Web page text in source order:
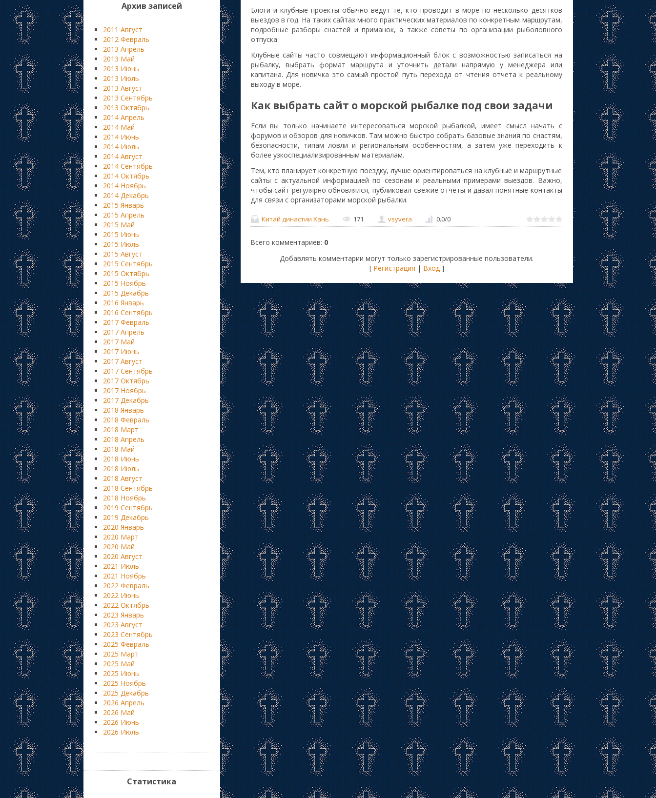
Блоги и клубные проекты обычно ведут те, кто проводит в море по несколько десятков
выездов в год. На таких сайтах много практических материалов по конкретным маршрутам,
подробные разборы снастей и приманок, а также советы по организации рыболовного
отпуска.
Клубные сайты часто совмещают информационный блок с возможностью записаться на
рыбалку, выбрать формат маршрута и уточнить детали напрямую у менеджера или
капитана. Для новичка это самый простой путь перехода от чтения отчета к реальному
выходу в море.
Как выбрать сайт о морской рыбалке под свои задачи
Если вы только начинаете интересоваться морской рыбалкой, имеет смысл начать с
форумов и обзоров для новичков. Там можно быстро собрать базовые знания по снастям,
безопасности, типам ловли и региональным особенностям, а затем уже переходить к
более узкоспециализированным материалам.
Тем, кто планирует конкретную поездку, лучше ориентироваться на клубные и маршрутные
сайты с актуальной информацией по сезонам и реальными примерами выездов. Важно,
чтобы сайт регулярно обновлялся, публиковал свежие отчеты и давал понятные контакты
для связи с организаторами морской рыбалки.
Китай династии Хань 171 vsyvera 0.0/0
Всего комментариев: 0
Добавлять комментарии могут только зарегистрированные пользователи.
[ Регистрация | Вход]
Архив записей
2011 Август
2012 Февраль
2013 Апрель
2013 Май
2013 Июнь
2013 Июль
2013 Август
2013 Сентябрь
2013 Октябрь
2014 Апрель
2014 Май
2014 Июнь
2014 Июль
2014 Август
2014 Сентябрь
2014 Октябрь
2014 Ноябрь
2014 Декабрь
2015 Январь
2015 Апрель
2015 Май
2015 Июнь
2015 Июль
2015 Август
2015 Сентябрь
2015 Октябрь
2015 Ноябрь
2015 Декабрь
2016 Январь
2016 Сентябрь
2017 Февраль
2017 Апрель
2017 Май
2017 Июнь
2017 Август
2017 Сентябрь
2017 Октябрь
2017 Ноябрь
2017 Декабрь
2018 Январь
2018 Февраль
2018 Март
2018 Апрель
2018 Май
2018 Июнь
2018 Июль
2018 Август
2018 Сентябрь
2018 Ноябрь
2019 Сентябрь
2019 Декабрь
2020 Январь
2020 Март
2020 Май
2020 Август
2021 Июль
2021 Ноябрь
2022 Февраль
2022 Июнь
2022 Октябрь
2023 Январь
2023 Август
2023 Сентябрь
2025 Февраль
2025 Март
2025 Май
2025 Июнь
2025 Ноябрь
2025 Декабрь
2026 Апрель
2026 Май
2026 Июнь
2026 Июль
Статистика